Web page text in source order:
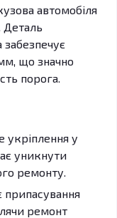
автомобіля
Деталь
забезпечує
що значно
порога.
укріплення у
уникнути
ремонту.
ремонт